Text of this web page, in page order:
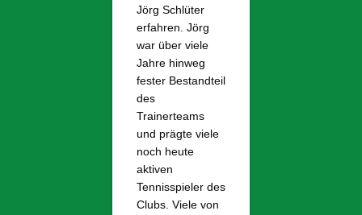
Jörg Schlüter
erfahren. Jörg
war über viele
Jahre hinweg
fester Bestandteil
des
Trainerteams
und prägte viele
noch heute
aktiven
Tennisspieler des
Clubs. Viele von